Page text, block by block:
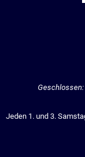
Klicken, um
Geschlossen:
Jeden 1. und 3.